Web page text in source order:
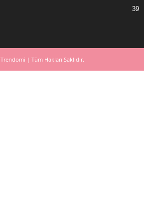
39
| Tüm Hakları Saklıdır.